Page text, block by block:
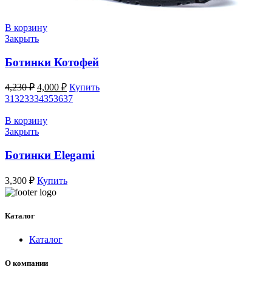
В корзину
Закрыть
Ботинки Котофей
4,230₽ Первоначальная
цена
составляла
4,230 ₽.
4,000 ₽Текущая
цена:
Купить
31323334353637
В корзину
Закрыть
Ботинки Elegami
3,300 ₽ Купить
Каталог
Каталог
О компании